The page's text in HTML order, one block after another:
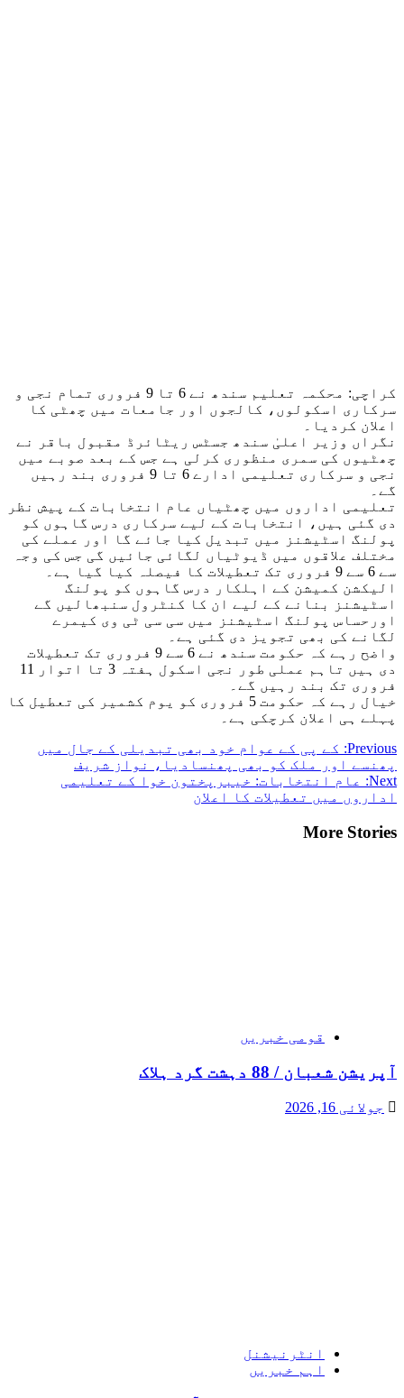
کراچی: محکمہ تعلیم سندھ نے 6 تا 9 فروری تمام نجی و
سرکاری اسکولوں، کالجوں اور جامعات میں چھٹی کا
اعلان کردیا۔
نگراں وزیر اعلیٰ سندھ جسٹس ریٹائرڈ مقبول باقر نے
چھٹیوں کی سمری منظوری کرلی ہے جس کے بعد صوبے میں
نجی و سرکاری تعلیمی ادارے 6 تا 9 فروری بند رہیں
گے۔
تعلیمی اداروں میں چھٹیاں عام انتخابات کے پیش نظر
دی گئی ہیں، انتخابات کے لیے سرکاری درس گاہوں کو
پولنگ اسٹیشنز میں تبدیل کیا جائے گا اور عملے کی
مختلف علاقوں میں ڈیوٹیاں لگائی جائیں گی جس کی وجہ
سے 6 سے 9 فروری تک تعطیلات کا فیصلہ کیا گیا ہے۔
الیکشن کمیشن کے اہلکار درس گاہوں کو پولنگ
اسٹیشنز بنانے کے لیے ان کا کنٹرول سنبھالیں گے
اورحساس پولنگ اسٹیشنز میں سی سی ٹی وی کیمرے
لگانے کی بھی تجویز دی گئی ہے۔
واضح رہے کہ حکومت سندھ نے 6 سے 9 فروری تک تعطیلات
دی ہیں تاہم عملی طور نجی اسکول ہفتہ 3 تا اتوار 11
فروری تک بند رہیں گے۔
خیال رہے کہ حکومت 5 فروری کو یوم کشمیر کی تعطیل کا
پہلے ہی اعلان کرچکی ہے۔
Post
navigation
Previous: کے پی کے عوام خود بھی تبدیلی کے جال میں
پھنسے اور ملک کو بھی پھنسادیا، نواز شریف
Next:
عام انتخابات: خیبرپختون خوا کے تعلیمی
اداروں میں تعطیلات کا اعلان
More Stories
قومی خبریں
آپریشن شعبان / 88 دہشت گرد ہلاک
جولائی 16, 2026
انٹرنیشنل
اہم خبریں